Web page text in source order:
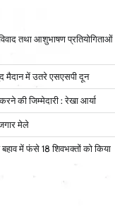
तथा आशुभाषण प्रतियोगिताओं
में उतरे एसएसपी दून
की जिम्मेदारी : रेखा आर्या
मेले
में फंसे 18 शिवभक्तों को किया